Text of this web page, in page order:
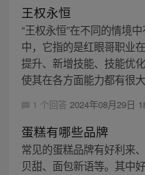
王权永恒
“王权永恒”在不同的情境
中，它指的是红眼哥职业
提升、新增技能、技能优
使其在各方面能力都有很
1 个回答 2024年08月29日
蛋糕有哪些品牌
常见的蛋糕品牌有好利来
贝甜、面包新语等。其中